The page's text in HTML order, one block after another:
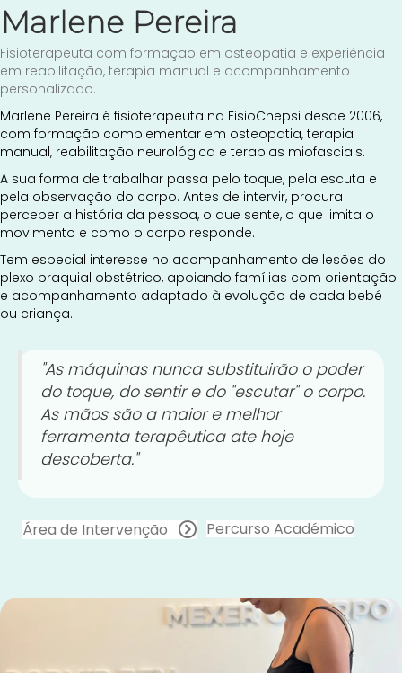
Marlene Pereira
Fisioterapeuta com formação em osteopatia e experiência
em reabilitação, terapia manual e acompanhamento
personalizado.
Marlene Pereira é fisioterapeuta na FisioChepsi desde 2006,
com formação complementar em osteopatia, terapia
manual, reabilitação neurológica e terapias miofasciais.
A sua forma de trabalhar passa pelo toque, pela escuta e
pela observação do corpo. Antes de intervir, procura
perceber a história da pessoa, o que sente, o que limita o
movimento e como o corpo responde.
Tem especial interesse no acompanhamento de lesões do
plexo braquial obstétrico, apoiando famílias com orientação
e acompanhamento adaptado à evolução de cada bebé
ou criança.
"As máquinas nunca substituirão o poder
do toque, do sentir e do "escutar" o corpo.
As mãos são a maior e melhor
ferramenta terapêutica ate hoje
descoberta."
Área de Intervenção Percurso Académico